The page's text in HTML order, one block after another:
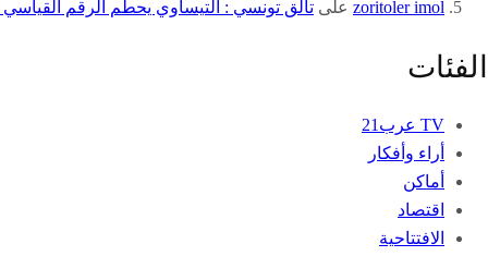
zoritoler imol على تألق تونسي : التيساوي يحطم الرقم
الفئات
TV عرب21
أراء وأفكار
أماكن
اقتصاد
الافتتاحية